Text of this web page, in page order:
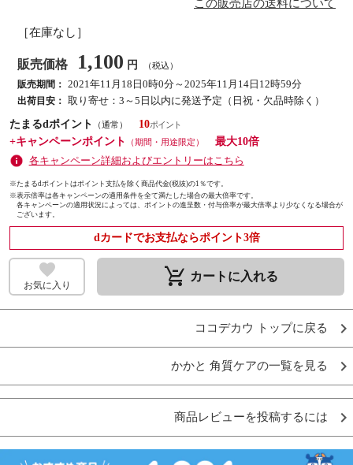
この販売店の送料について
［在庫なし］
販売価格 1,100 円 （税込）
販売期間： 2021年11月18日0時0分～2025年11月14日12時59分
出荷目安： 取り寄せ：3～5日以内に発送予定（日祝・欠品時除く）
たまるdポイント
（通常）
10
+キャンペーンポイント
（期間・用途限定）
最大10倍
各キャンペーン詳細およびエントリーはこちら
※たまるdポイントはポイント支払を除く商品代金(税抜)の1％です。
※表示倍率は各キャンペーンの適用条件を全て満たした場合の最大倍率です。
各キャンペーンの適用状況によっては、ポイントの進呈数・付与倍率が最大倍率より少なくなる場合が
ございます。
dカードでお支払ならポイント3倍
お気に入り remove_shopping_cart カートに入れる
ココデカウ トップに戻る
かかと 角質ケアの一覧を見る
商品レビューを投稿するには